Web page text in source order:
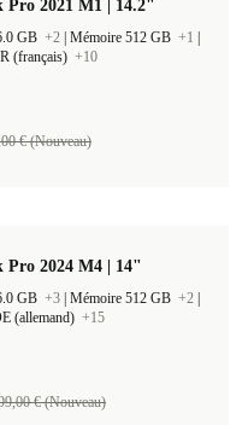
Pro 2021 M1 | 14.2"
GB +2 Mémoire 512 GB +1
(français) +10
€ (Nouveau)
Pro 2024 M4 | 14"
GB +3 Mémoire 512 GB +2
(allemand) +15
€ (Nouveau)